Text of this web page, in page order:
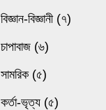
বিজ্ঞান-বিজ্ঞানী (৭)
চাপাবাজ (৬)
সামরিক (৫)
কর্তা-ভৃত্য (৫)